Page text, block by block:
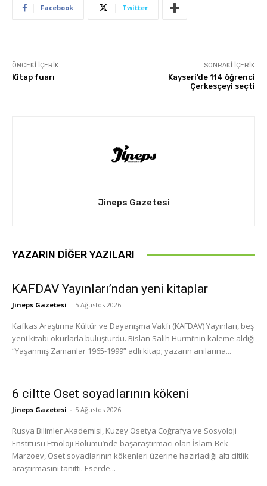
Facebook Twitter
ÖNCEKI İÇERIK
Kitap fuarı
SONRAKI İÇERIK
Kayseri’de 114 öğrenci
Çerkesçeyi seçti
Jineps Gazetesi
YAZARIN DIĞER YAZILARI
KAFDAV Yayınları’ndan yeni kitaplar
Jineps Gazetesi - 5 Ağustos 2026
Kafkas Araştırma Kültür ve Dayanışma Vakfı (KAFDAV) Yayınları, beş
yeni kitabı okurlarla buluşturdu. Bislan Salih Hurmi’nin kaleme aldığı
“Yaşanmış Zamanlar 1965-1999” adlı kitap; yazarın anılarına...
6 ciltte Oset soyadlarının kökeni
Jineps Gazetesi - 5 Ağustos 2026
Rusya Bilimler Akademisi, Kuzey Osetya Coğrafya ve Sosyoloji
Enstitüsü Etnoloji Bölümü’nde başaraştırmacı olan İslam-Bek
Marzoev, Oset soyadlarının kökenleri üzerine hazırladığı altı ciltlik
araştırmasını tanıttı. Eserde...